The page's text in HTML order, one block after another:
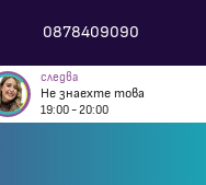
0878409090
следва
Не знаехте това
19:00 - 20:00